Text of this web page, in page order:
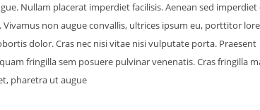
Nullam placerat imperdiet facilisis. Aenean sed
non augue convallis, ultrices ipsum eu, porttitor
dolor. Cras nec nisi vitae nisi vulputate porta. Praesent
fringilla sem posuere pulvinar venenatis. Cras fringilla
pharetra ut augue